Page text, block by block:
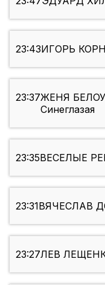
23:43ИГОРЬ
23:37ЖЕНЯ
Синеглазая
23:35ВЕСЕЛЫЕ
23:31ВЯЧЕСЛАВ
23:27ЛЕВ